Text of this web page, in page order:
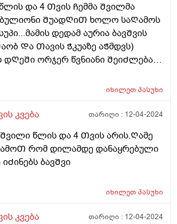
და 4 Თვის Ჩემმა Შვილმა
ᲨუადᲦიᲗ ხოლო საᲦამოს
დედამ აურია ბავᲨვის
Და Თავის Ჭკუაზე აᲭმდვს)
დᲦეᲨი ორჯერ წვნიანი ᲨეიᲫლება?
Ღამე ვნახე მუცელზე წიᲗლად
იცის რამდენი რამ.აᲭამა Ჩემს
იხილეთპასუხი
კვება თარიღი : 12-04-2024
Შვილი წლის და 4 Თვის არის.Ღამე
რომ დილამდე დანაყრებული
ბავᲨვი
იხილეთპასუხი
კვება თარიღი : 12-04-2024